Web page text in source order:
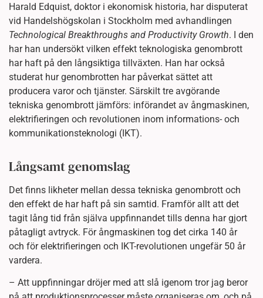
Harald Edquist, doktor i ekonomisk historia, har disputerat
vid Handelshögskolan i Stockholm med avhandlingen
Technological Breakthroughs and Productivity Growth. I den
har han undersökt vilken effekt teknologiska genombrott
har haft på den långsiktiga tillväxten. Han har också
studerat hur genombrotten har påverkat sättet att
producera varor och tjänster. Särskilt tre avgörande
tekniska genombrott jämförs: införandet av ångmaskinen,
elektrifieringen och revolutionen inom informations- och
kommunikationsteknologi (IKT).
Långsamt genomslag
Det finns likheter mellan dessa tekniska genombrott och
den effekt de har haft på sin samtid. Framför allt att det
tagit lång tid från själva uppfinnandet tills denna har gjort
påtagligt avtryck. För ångmaskinen tog det cirka 140 år
och för elektrifieringen och IKT-revolutionen ungefär 50 år
vardera.
– Att uppfinningar dröjer med att slå igenom tror jag beror